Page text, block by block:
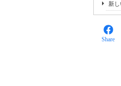
新
Share